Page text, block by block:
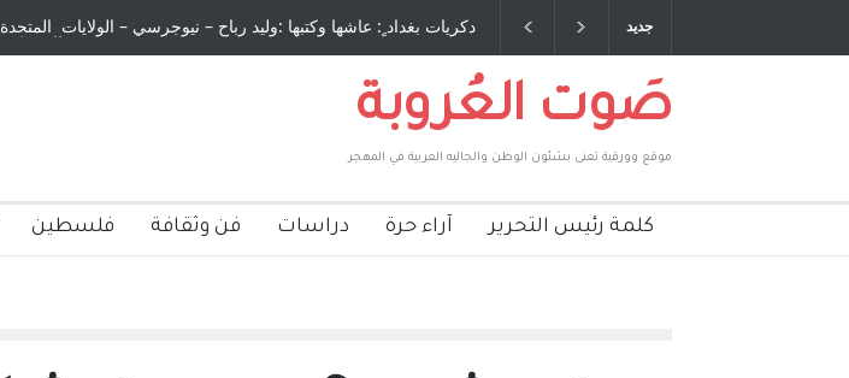
جديد دكريات بغداد ٍ: عاشها وكتبها :وليد رباح – نيوجرسي – الولايات المتحدة
الامريكية
طاحنة كتب وترافع فيها بنفسه مرة اخرى.. الشيخ
صاغرون،
صَوت العُروبة
موقع وورقية تعنى بشئون الوطن والجاليه العربية في المهجر
كلمة رئيس التحرير آراء حرة دراسات فن وثقافة فلسطين